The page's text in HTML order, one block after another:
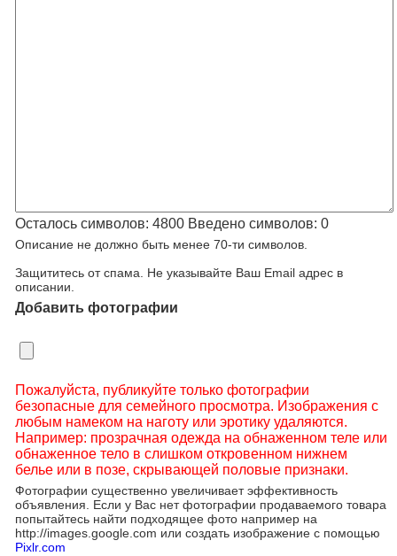
Осталось символов: 4800 Введено символов: 0
Описание не должно быть менее 70-ти символов.
Защититесь от спама. Не указывайте Ваш Email адрес в
описании.
Добавить фотографии
Пожалуйста, публикуйте только фотографии
безопасные для семейного просмотра. Изображения с
любым намеком на наготу или эротику удаляются.
Например: прозрачная одежда на обнаженном теле или
обнаженное тело в слишком откровенном нижнем
белье или в позе, скрывающей половые признаки.
Фотографии существенно увеличивает эффективность
объявления. Если у Вас нет фотографии продаваемого товара
попытайтесь найти подходящее фото например на
http://images.google.com или создать изображение с помощью
Pixlr.com